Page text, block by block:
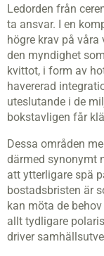
Ledorden från
ta ansvar. I en
högre krav på
den myndighet
kvittot, i form av
havererad
uteslutande i de
bokstavligen får
Dessa områden
därmed synonymt
att ytterligare spä
bostadsbristen är
kan möta de
allt tydligare
driver